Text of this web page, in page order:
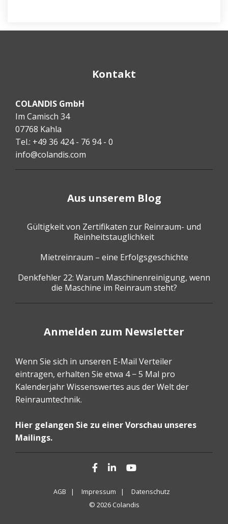
Kontakt
COLANDIS GmbH
Im Camisch 34
07768 Kahla
Tel.: +49 36 424 - 76 94 - 0
info@colandis.com
Aus unserem Blog
Gültigkeit von Zertifikaten zur Reinraum- und
Reinheitstauglichkeit
Mietreinraum – eine Erfolgsgeschichte
Denkfehler 22: Warum Maschinenreinigung, wenn
die Maschine im Reinraum steht?
Anmelden zum Newsletter
Wenn Sie sich in unseren E-Mail Verteiler
eintragen, erhalten Sie etwa 4 − 5 Mal pro
Kalenderjahr Wissenswertes aus der Welt der
Reinraumtechnik.
Hier gelangen Sie zu einer Vorschau unseres
Mailings.
AGB | Impressum | Datenschutz
© 2026 Colandis
Facebook
LinkedInYouTube